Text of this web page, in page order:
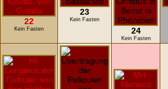
22
Kein Fasten
23
Kein Fasten
24
Kein Fasten